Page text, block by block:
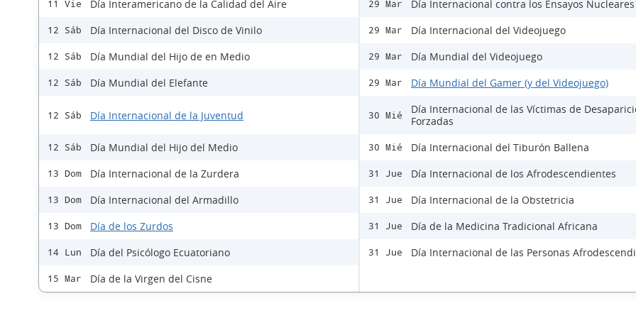
11 Vie Día Interamericano de la Calidad del Aire
12 Sáb Día Internacional del Disco de Vinilo
12 Sáb Día Mundial del Hijo de en Medio
12 Sáb Día Mundial del Elefante
12 Sáb Día Internacional de la Juventud
12 Sáb Día Mundial del Hijo del Medio
13 Dom Día Internacional de la Zurdera
13 Dom Día Internacional del Armadillo
13 Dom Día de los Zurdos
14 Lun Día del Psicólogo Ecuatoriano
15 Mar Día de la Virgen del Cisne
29 Mar Día Internacional contra los Ensayos Nucleares
29 Mar Día Internacional del Videojuego
29 Mar Día Mundial del Videojuego
29 Mar Día Mundial del Gamer (y del Videojuego)
30 Mié
Día Internacional de las Víctimas de
Forzadas
30 Mié Día Internacional del Tiburón Ballena
31 Jue Día Internacional de los Afrodescendientes
31 Jue Día Internacional de la Obstetricia
31 Jue Día de la Medicina Tradicional Africana
31 Jue Día Internacional de las Personas